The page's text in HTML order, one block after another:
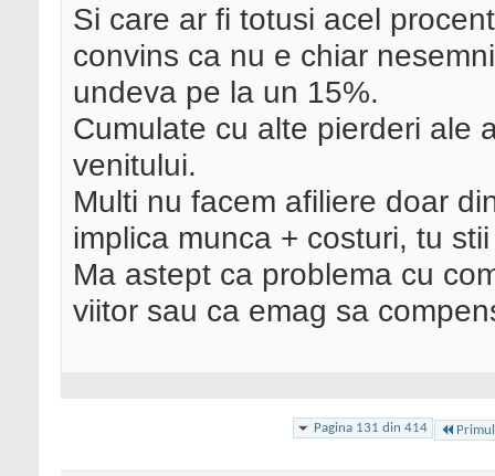
Si care ar fi totusi acel
convins ca nu e chiar
undeva pe la un 15%.
Cumulate cu alte pierderi ale
venitului.
Multi nu facem afiliere doar
implica munca + costuri, tu
Ma astept ca problema cu
viitor sau ca emag sa
Pagina 131 din 414 Primul